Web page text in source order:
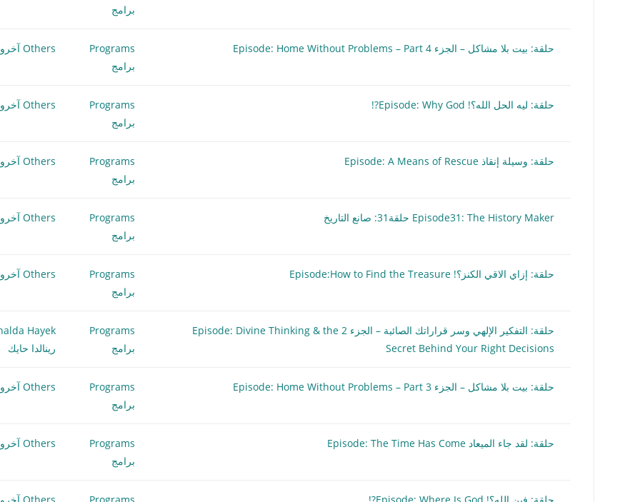
برامج
حلقة: بيت بلا مشاكل – الجزء 4 Episode: Home Without Problems – Part
Programs
برامج
Others آخرون
حلقة: ليه الحل الله؟! Episode: Why God?!
Programs
برامج
Others آخرون
حلقة: وسيلة إنقاذ Episode: A Means of Rescue
Programs
برامج
Others آخرون
Episode31: The History Maker حلقة31: صانع التاريخ
Programs
برامج
Others آخرون
حلقة: إزاي الاقي الكنز؟! Episode:How to Find the Treasure
Programs
برامج
Others آخرون
حلقة: التفكير الإلهي وسر قراراتك الصائبة – الجزء 2 Episode: Divine Thinking & the
Secret Behind Your Right Decisions
Programs
برامج
Hayek
رينالدا حايك
حلقة: بيت بلا مشاكل – الجزء 3 Episode: Home Without Problems – Part
Programs
برامج
Others آخرون
حلقة: لقد جاء الميعاد Episode: The Time Has Come
Programs
برامج
Others آخرون